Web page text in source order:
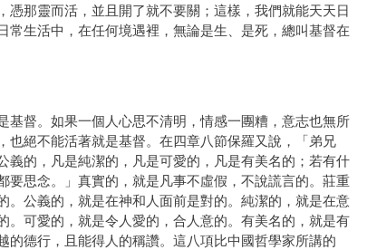
憑那靈而活，並且開了就不要關；這樣，我們就能天天日
常生活中，在任何境遇裡，無論是生、是死，總叫基督在
基督。如果一個人心思不清明，情感一團糟，意志也無所
也絕不能活著就是基督。在四章八節保羅又說，「弟兄
義的，凡是純潔的，凡是可愛的，凡是有美名的；若有什
要思念。」真實的，就是凡事不虛假，不說謊言的。莊重
。公義的，就是在神和人面前是對的。純潔的，就是在意
。可愛的，就是令人愛的，合人意的。有美名的，就是有
的德行，且能得人的稱讚。這八項比中國哲學家所講的